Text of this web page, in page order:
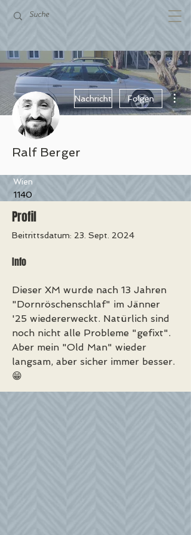
Nachricht Folgen
Ralf Berger
Wien
1140
Profil
Beitrittsdatum: 23. Sept. 2024
Info
Dieser XM wurde nach 13 Jahren
"Dornröschenschlaf" im Jänner
'25 wiedererweckt. Natürlich sind
noch nicht alle Probleme "gefixt".
Aber mein "Old Man" wieder
langsam, aber sicher immer besser.
😁